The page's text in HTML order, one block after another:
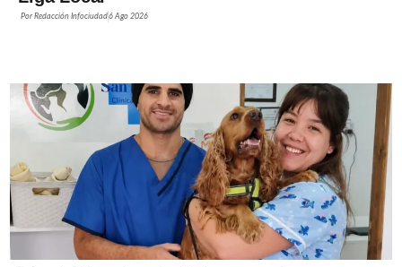
PorRedacción Infociudad6 Ago 2026